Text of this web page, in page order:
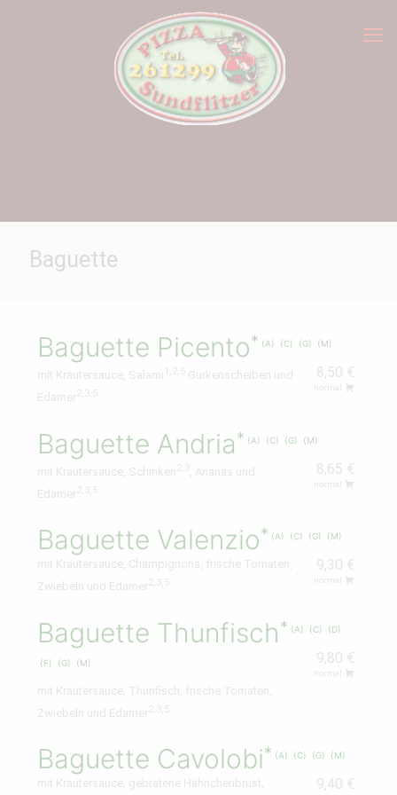
Baguette
Baguette Picento A C G M
8,50 €
normal
mit Kräutersauce, Salami 1,2,5Gurkenscheiben und
Edamer2,3,5
Baguette Andria A C G M
8,65 €
normal
mit Kräutersauce, Schinken2,3, Ananas und
Edamer2,3,5
Baguette Valenzio A C G M
9,30 €
normal
mit Kräutersauce, Champignons, frische Tomaten,
Zwiebeln und Edamer2,3,5
Baguette Thunfisch A C D
F G M 9,80 €
normal
mit Kräutersauce, Thunfisch, frische Tomaten,
Zwiebeln und Edamer2,3,5
Baguette Cavolobi A C G M
9,40 €
mit Kräutersauce, gebratene Hähnchenbrust,